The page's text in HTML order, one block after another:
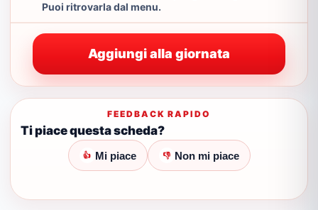
Puoi ritrovarla dal menu.
Aggiungi alla giornata
FEEDBACK RAPIDO
Ti piace questa scheda?
👍 Mi piace 👎 Non mi piace